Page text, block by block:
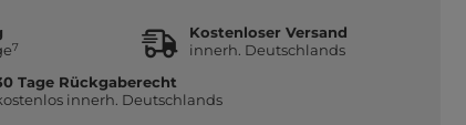
7
Kostenloser Versand
innerh. Deutschlands
Tage Rückgaberecht
innerh. Deutschlands